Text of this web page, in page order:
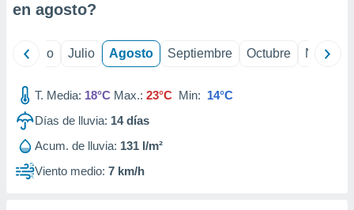
en agosto?
Junio Julio Agosto Septiembre Octubre
T. Media: 18°C Max.: 23°C Min: 14°C
Días de lluvia: 14días
Acum. de lluvia: 131 l/m²
Viento medio: 7 km/h